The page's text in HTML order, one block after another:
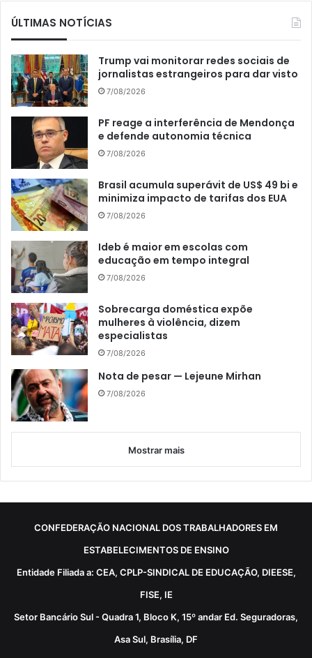
ÚLTIMAS NOTÍCIAS
Trump vai monitorar redes sociais de
jornalistas estrangeiros para dar visto
7/08/2026
PF reage a interferência de Mendonça
e defende autonomia técnica
7/08/2026
Brasil acumula superávit de US$ 49 bi e
minimiza impacto de tarifas dos EUA
7/08/2026
Ideb é maior em escolas com
educação em tempo integral
7/08/2026
Sobrecarga doméstica expõe
mulheres à violência, dizem
especialistas
7/08/2026
Nota de pesar — Lejeune Mirhan
7/08/2026
Mostrar mais
CONFEDERAÇÃO NACIONAL DOS TRABALHADORES EM
ESTABELECIMENTOS DE ENSINO
Entidade Filiada a: CEA, CPLP-SINDICAL DE EDUCAÇÃO, DIEESE,
FISE, IE
Setor Bancário Sul - Quadra 1, Bloco K, 15º andar Ed. Seguradoras,
Asa Sul, Brasília, DF